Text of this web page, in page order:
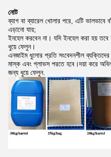
নোট
ব্যাগ বা ব্যারেল খোলার পরে, এটি ভালভাবে
এড়ানো যায়;
ইনহেল করবেন না। যদি ইনহেল করা হয় তবে
ধুয়ে ফেলুন।
এনজাইম ধুলোর প্রতি সংবেদনশীল
মাস্ক এবং গ্লাভস পরতে হবে।দয়া করে
জন্য ধুয়ে ফেলুন.